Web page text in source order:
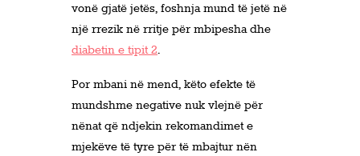
vonë gjatë jetës, foshnja mund të jetë në
një rrezik në rritje për mbipesha dhe
diabetin e tipit 2.
Por mbani në mend, këto efekte të
mundshme negative nuk vlejnë për
nënat që ndjekin rekomandimet e
mjekëve të tyre për të mbajtur nën